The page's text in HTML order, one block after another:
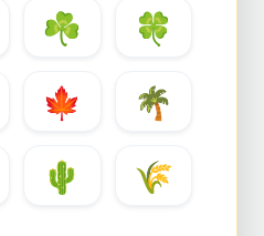
☘️
🍀
🍁
🌴
🌵 🌾